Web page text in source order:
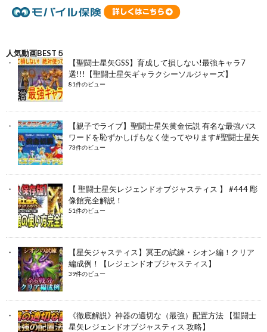
人気動画BEST５
【聖闘士星矢GSS】育成して損しない!最強キャラ7
選!!!【聖闘士星矢ギャラクシーソルジャーズ】
81件のビュー
【親子でライブ】聖闘士星矢黄金伝説 有名な最強パス
ワードを恥ずかしげもなく使ってやります#聖闘士星矢
73件のビュー
【 聖闘士星矢レジェンドオブジャスティス 】 #444 彫
像館完全解説！
51件のビュー
【星矢ジャスティス】冥王の試練・シオン編！クリア
編成例！【レジェンドオブジャスティス】
39件のビュー
《徹底解説》神器の適切な（最強）配置方法 【聖闘士
星矢レジェンドオブジャスティス 攻略】